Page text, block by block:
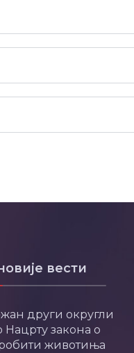
вести
други округли
Нацрту закона о
животиња